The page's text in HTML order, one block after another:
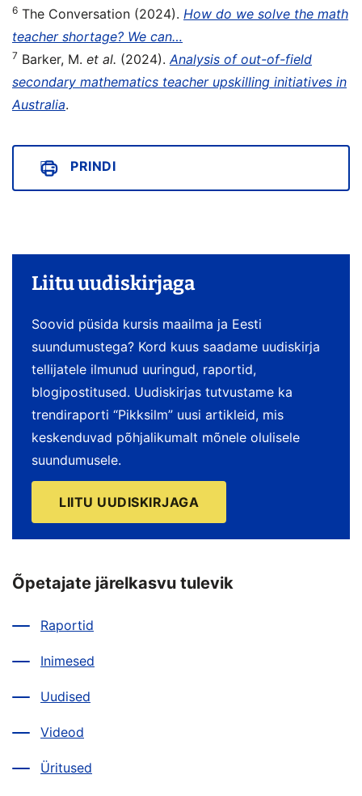
6 The Conversation (2024). How do we solve the math
teacher shortage? We can…
7 Barker, M. et al. (2024). Analysis of out-of-field
secondary mathematics teacher upskilling initiatives in
Australia.
PRINDI
Liitu uudiskirjaga
Soovid püsida kursis maailma ja Eesti
suundumustega? Kord kuus saadame uudiskirja
tellijatele ilmunud uuringud, raportid,
blogipostitused. Uudiskirjas tutvustame ka
trendiraporti “Pikksilm” uusi artikleid, mis
keskenduvad põhjalikumalt mõnele olulisele
suundumusele.
LIITU UUDISKIRJAGA
Õpetajate järelkasvu tulevik
Raportid
Inimesed
Uudised
Videod
Üritused